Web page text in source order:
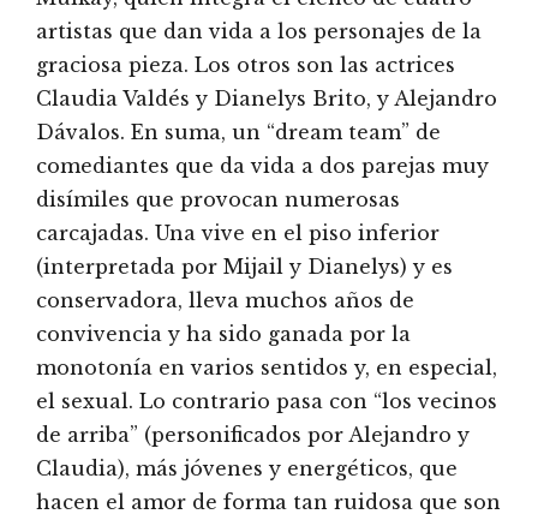
artistas que dan vida a los personajes de la
graciosa pieza. Los otros son las actrices
Claudia Valdés y Dianelys Brito, y Alejandro
Dávalos. En suma, un “dream team” de
comediantes que da vida a dos parejas muy
disímiles que provocan numerosas
carcajadas. Una vive en el piso inferior
(interpretada por Mijail y Dianelys) y es
conservadora, lleva muchos años de
convivencia y ha sido ganada por la
monotonía en varios sentidos y, en especial,
el sexual. Lo contrario pasa con “los vecinos
de arriba” (personificados por Alejandro y
Claudia), más jóvenes y energéticos, que
hacen el amor de forma tan ruidosa que son